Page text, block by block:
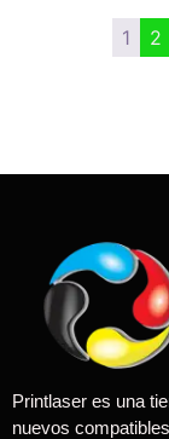
1 2
Printlaser es una
nuevos